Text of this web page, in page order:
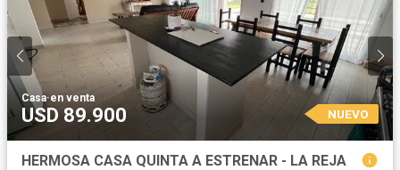
Casa·en venta
USD 89.900 NUEVO
HERMOSA CASA QUINTA A ESTRENAR - LA REJA